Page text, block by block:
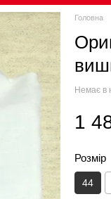
Головна
Немає в
1
Розмір
44